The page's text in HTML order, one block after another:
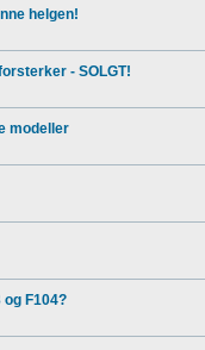
helgen!
- SOLGT!
modeller
og F104?